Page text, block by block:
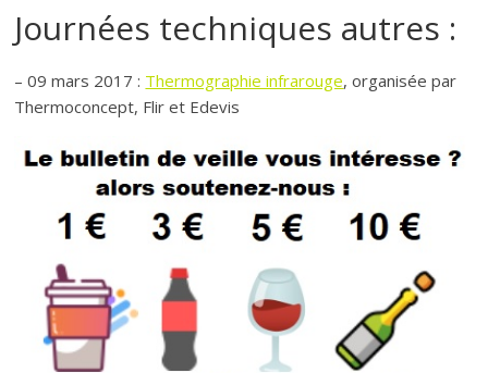
Journées techniques autres :
– 09 mars 2017 : Thermographie infrarouge, organisée par
Thermoconcept, Flir et Edevis